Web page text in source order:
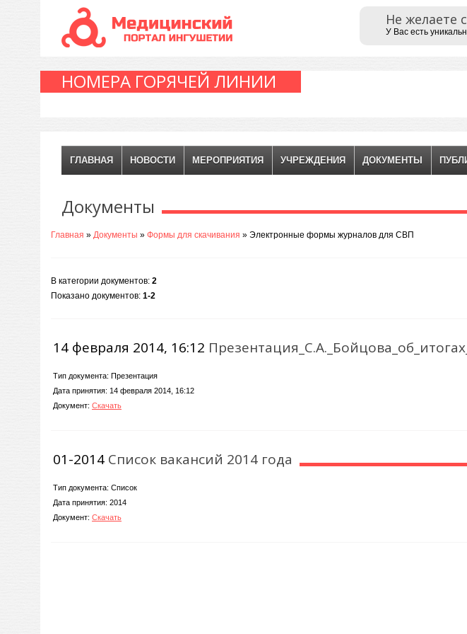
Не желаете
У Вас есть
НОМЕРА ГОРЯЧЕЙ ЛИНИИ
ГЛАВНАЯ НОВОСТИ МЕРОПРИЯТИЯ УЧРЕЖДЕНИЯ ДОКУМЕНТЫ
Документы
Главная » Документы » Формы для скачивания » Электронные формы журналов для СВП
В категории документов: 2
Показано документов: 1-2
14 февраля 2014, 16:12
Тип документа: Презентация
Дата принятия: 14 февраля 2014, 16:12
Документ: Скачать
01-2014 Список вакансий 2014 года
Тип документа: Список
Дата принятия: 2014
Документ: Скачать